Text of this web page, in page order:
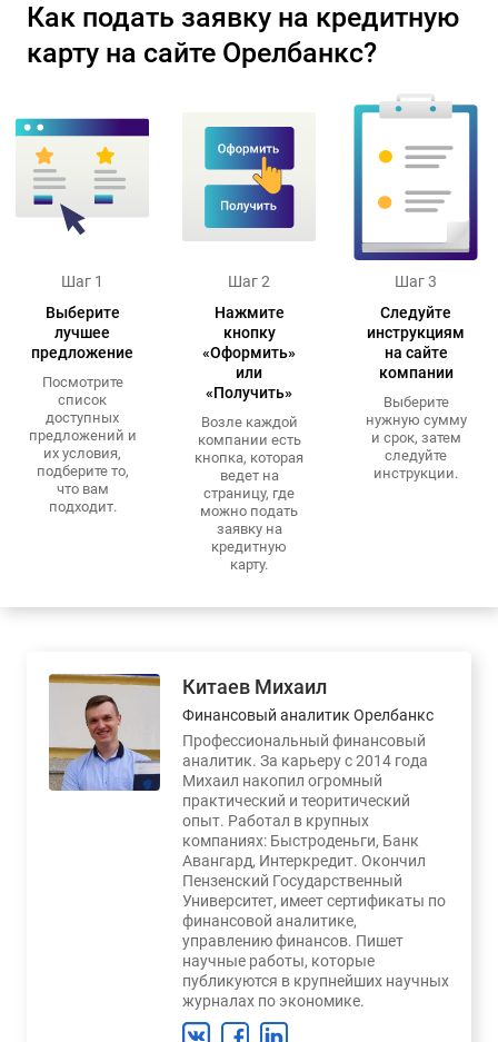
Как подать заявку на кредитную
карту на сайте Орелбанкс?
Шаг 1
Выберите
лучшее
предложение
Посмотрите
список
доступных
предложений и
их условия,
подберите то,
что вам
подходит.
Шаг 2
Нажмите
кнопку
«Оформить»
или
«Получить»
Возле каждой
компании есть
кнопка, которая
ведет на
страницу, где
можно подать
заявку на
кредитную
карту.
Шаг 3
Следуйте
инструкциям
на сайте
компании
Выберите
нужную сумму
и срок, затем
следуйте
инструкции.
Китаев Михаил
Финансовый аналитик Орелбанкс
Профессиональный финансовый
аналитик. За карьеру с 2014 года
Михаил накопил огромный
практический и теоритический
опыт. Работал в крупных
компаниях: Быстроденьги, Банк
Авангард, Интеркредит. Окончил
Пензенский Государственный
Университет, имеет сертификаты по
финансовой аналитике,
управлению финансов. Пишет
научные работы, которые
публикуются в крупнейших научных
журналах по экономике.